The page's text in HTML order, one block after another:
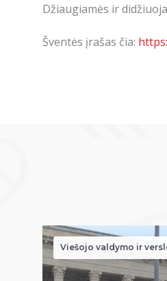
Džiaugiamės ir
Šventės įrašas čia:
Viešojo valdymo ir